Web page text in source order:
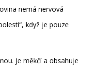
nemá nervová
když je pouze
Je měkčí a obsahuje